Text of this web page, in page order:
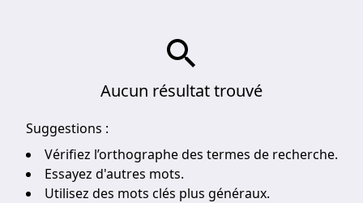
Aucun résultat trouvé
Suggestions :
Vérifiez l’orthographe des termes de recherche.
Essayez d'autres mots.
Utilisez des mots clés plus généraux.